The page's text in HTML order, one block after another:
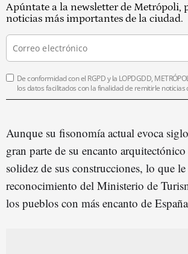
Apúntate a la newsletter de Metrópoli,
noticias más importantes de la ciudad.
De conformidad con el RGPD y la LOPDGDD,
los datos facilitados con la finalidad de remitirle noticias
Aunque su fisonomía actual evoca
gran parte de su encanto
solidez de sus construcciones, lo que
reconocimiento del Ministerio de
los pueblos con más encanto de